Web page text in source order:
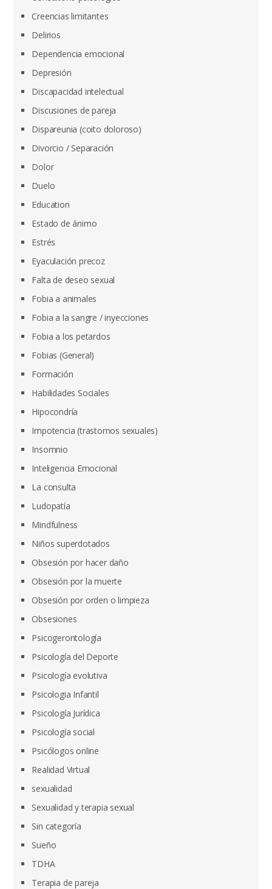
Creencias limitantes
Delirios
Dependencia emocional
Depresión
Discapacidad intelectual
Discusiones de pareja
Dispareunia (coito doloroso)
Divorcio / Separación
Dolor
Duelo
Education
Estado de ánimo
Estrés
Eyaculación precoz
Falta de deseo sexual
Fobia a animales
Fobia a la sangre / inyecciones
Fobia a los petardos
Fobias (General)
Formación
Habilidades Sociales
Hipocondría
Impotencia (trastornos sexuales)
Insomnio
Inteligencia Emocional
La consulta
Ludopatía
Mindfulness
Niños superdotados
Obsesión por hacer daño
Obsesión por la muerte
Obsesión por orden o limpieza
Obsesiones
Psicogerontología
Psicología del Deporte
Psicología evolutiva
Psicologia Infantil
Psicología Jurídica
Psicología social
Psicólogos online
Realidad Virtual
sexualidad
Sexualidad y terapia sexual
Sin categoría
Sueño
TDHA
Terapia de pareja